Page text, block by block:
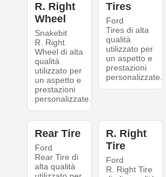
R. Right
Wheel
Snakebit
R. Right
Wheel di alta
qualità
utilizzato per
un aspetto e
prestazioni
personalizzate.
Tires
Ford
Tires di alta
qualità
utilizzato per
un aspetto e
prestazioni
personalizzate.
Rear Tire
Ford
Rear Tire di
alta qualità
R. Right
Tire
Ford
R. Right Tire